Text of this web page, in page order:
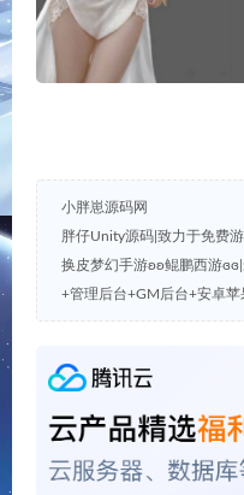
小胖崽源码网
胖仔Unity源码|致力于免费
换皮梦幻手游ʚʚ鲲鹏西游
+管理后台+GM后台+安卓